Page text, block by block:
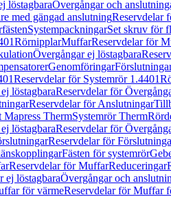
löstagbaraÖvergångar och
med gängad anslutningReservdelar
SystempackningarSet skruv för
RörnipplarMuffarReservdelar för
Övergångar ej löstagbara
Genomföringar
Reservdelar för Systemrör 1.4401
löstagbaraReservdelar för
Reservdelar för Anslutningar
Mapress ThermSystemrör Therm
löstagbaraReservdelar för
Reservdelar för
Fästen för systemrör
Reservdelar för MuffarReduceringar
ej löstagbaraÖvergångar och
för värmeReservdelar för Muffar